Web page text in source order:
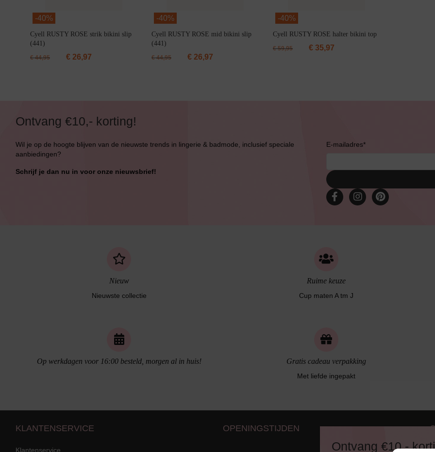
-40%
Cyell RUSTY ROSE strik bikini slip
(441)
€44,95 € 26,97
-40%
Cyell RUSTY ROSE mid bikini slip
(441)
€44,95 € 26,97
-40%
Cyell RUSTY ROSE halter bikini top
€59,95 € 35,97
Ontvang €10,- korting!
Wil je op de hoogte blijven van de nieuwste trends in lingerie & badmode, inclusief speciale
aanbiedingen?
Schrijf je dan nu in voor onze nieuwsbrief!
E-mailadres*
Nieuw
Nieuwste collectie
Ruime keuze
Cup maten A tm J
Op werkdagen voor 16:00 besteld, morgen al in huis! Gratis cadeau verpakking
Met liefde ingepakt
KLANTENSERVICE OPENINGSTIJDEN
Klantenservice Ontvang €10,-
Bikini top
Alle Bikini’s